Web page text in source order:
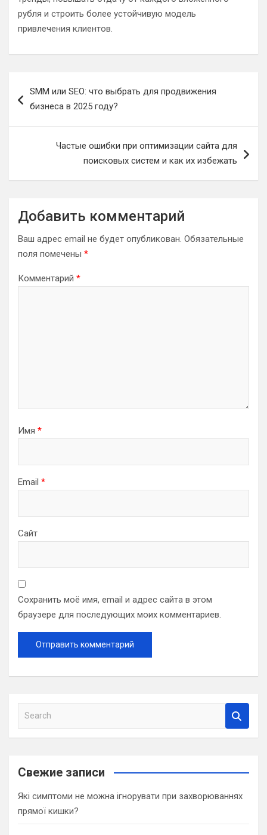
рубля и строить более устойчивую модель
привлечения клиентов.
по
SMM или SEO: что выбрать для продвижения
бизнеса в 2025 году?
Частые ошибки при оптимизации сайта для
поисковых систем и как их избежать
Добавить комментарий
Ваш адрес email не будет опубликован. Обязательные
поля помечены *
Комментарий *
Имя *
Email *
Сайт
Сохранить моё имя, email и адрес сайта в этом
браузере для последующих моих комментариев.
a
c
Свежие записи
Які симптоми не можна ігнорувати при захворюваннях
прямої кишки?